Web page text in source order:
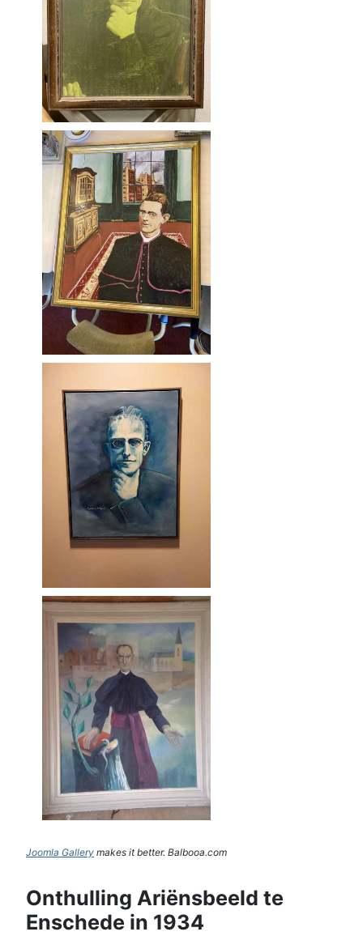
Joomla Gallery makes it better. Balbooa.com
Onthulling Ariënsbeeld te
Enschede in 1934